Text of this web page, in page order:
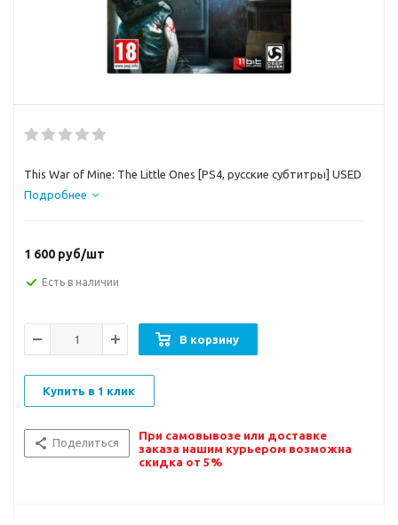
This War of Mine: The Little Ones [PS4, русские субтитры] USED
Подробнее
1 600 руб/шт
Есть в наличии
В корзину
Купить в 1 клик
Поделиться
При самовывозе или доставке
заказа нашим курьером возможна
скидка от 5%